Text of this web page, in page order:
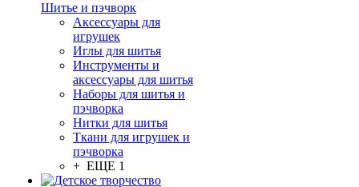
Шитье и пэчворк
Аксессуары для
игрушек
Иглы для шитья
Инструменты и
аксессуары для шитья
Наборы для шитья и
пэчворка
Нитки для шитья
Ткани для игрушек и
пэчворка
+ ЕЩЕ 1